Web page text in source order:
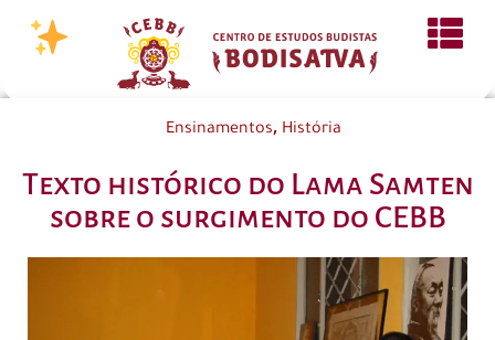
Ensinamentos, História
Texto histórico do Lama Samten
sobre o surgimento do CEBB